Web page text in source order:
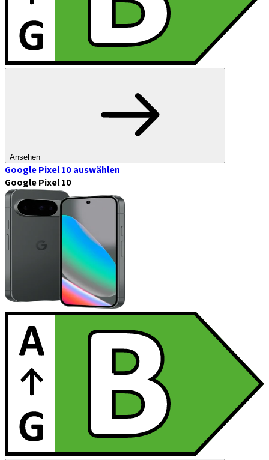
Ansehen
Google Pixel 10auswählen
Google Pixel 10